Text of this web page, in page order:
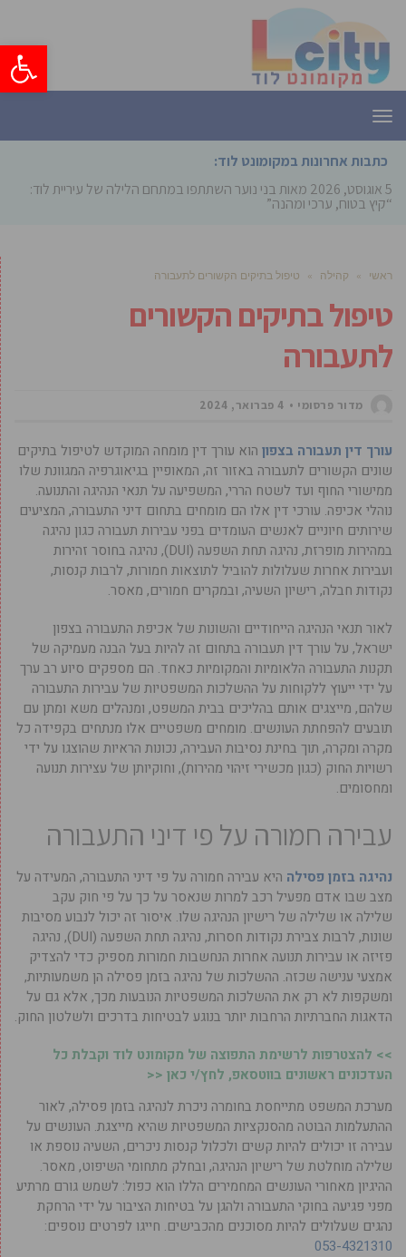
פתח
תפריט
כתבות אחרונות במקומונט לוד:
5 אוגוסט, 2026
מאות בני נוער השתתפו במתחם הלילה של עיריית לוד:
“קיץ בטוח, ערכי ומהנה”
ראשי » קהילה » טיפול בתיקים הקשורים לתעבורה
טיפול בתיקים הקשורים
לתעבורה
מדור פרסומי 4 פברואר, 2024
עורך דין תעבורה בצפון הוא עורך דין מומחה המוקדש לטיפול בתיקים
שונים הקשורים לתעבורה באזור זה, המאופיין בגיאוגרפיה המגוונת שלו
ממישורי החוף ועד לשטח הררי, המשפיעה על תנאי הנהיגה והתנועה.
נוהלי אכיפה. עורכי דין אלו הם מומחים בתחום דיני התעבורה, המציעים
שירותים חיוניים לאנשים העומדים בפני עבירות תעבורה כגון נהיגה
במהירות מופרזת, נהיגה תחת השפעה (DUI), נהיגה בחוסר זהירות
ועבירות אחרות שעלולות להוביל לתוצאות חמורות, לרבות קנסות,
נקודות חבלה, רישיון השעיה, ובמקרים חמורים, מאסר.
לאור תנאי הנהיגה הייחודיים והשונות של אכיפת התעבורה בצפון
ישראל, על עורך דין תעבורה בתחום זה להיות בעל הבנה מעמיקה של
תקנות התעבורה הלאומיות והמקומיות כאחד. הם מספקים סיוע רב ערך
על ידי ייעוץ ללקוחות על ההשלכות המשפטיות של עבירות התעבורה
שלהם, מייצגים אותם בהליכים בבית המשפט, ומנהלים משא ומתן עם
תובעים להפחתת העונשים. מומחים משפטיים אלו מנתחים בקפידה כל
מקרה ומקרה, תוך בחינת נסיבות העבירה, נכונות הראיות שהוצגו על ידי
רשויות החוק (כגון מכשירי זיהוי מהירות), וחוקיותן של עצירות תנועה
ומחסומים.
עבירה חמורה על פי דיני התעבורה
נהיגה בזמן פסילה היא עבירה חמורה על פי דיני התעבורה, המעידה על
מצב שבו אדם מפעיל רכב למרות שנאסר על כך על פי חוק עקב
שלילה או שלילה של רישיון הנהיגה שלו. איסור זה יכול לנבוע מסיבות
שונות, לרבות צבירת נקודות חסרות, נהיגה תחת השפעה (DUI), נהיגה
פזיזה או עבירות תנועה אחרות הנחשבות חמורות מספיק כדי להצדיק
אמצעי ענישה שכזה. ההשלכות של נהיגה בזמן פסילה הן משמעותיות,
ומשקפות לא רק את ההשלכות המשפטיות הנובעות מכך, אלא גם על
הדאגות החברתיות הרחבות יותר בנוגע לבטיחות בדרכים ולשלטון החוק.
>> להצטרפות לרשימת התפוצה של מקומונט לוד וקבלת כל
העדכונים ראשונים בווטסאפ, לחץ/י כאן <<
מערכת המשפט מתייחסת בחומרה ניכרת לנהיגה בזמן פסילה, לאור
ההתעלמות הבוטה מהסנקציות המשפטיות שהיא מייצגת. העונשים על
עבירה זו יכולים להיות קשים ולכלול קנסות ניכרים, השעיה נוספת או
שלילה מוחלטת של רישיון הנהיגה, ובחלק מתחומי השיפוט, מאסר.
ההיגיון מאחורי העונשים המחמירים הללו הוא כפול: לשמש גורם מרתיע
מפני פגיעה בחוקי התעבורה ולהגן על בטיחות הציבור על ידי הרחקת
נהגים שעלולים להיות מסוכנים מהכבישים. חייגו לפרטים נוספים:
053-4321310